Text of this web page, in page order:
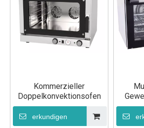
Kommerzieller
Doppelkonvektionsofen
erkundigen